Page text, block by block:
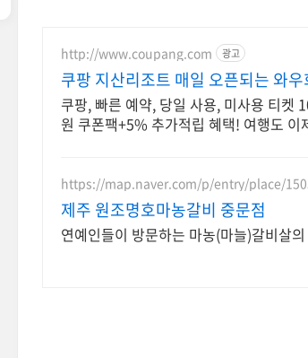
http://www.coupang.com 광고
쿠팡 지산리조트 매일 오픈되는 와
쿠팡, 빠른 예약, 당일 사용, 미사용 티켓
원 쿠폰팩+5% 추가적립 혜택! 여행도 이
https://map.naver.com/p/entry/place/
제주 원조명호마농갈비 중문점
연예인들이 방문하는 마농(마늘)갈비살